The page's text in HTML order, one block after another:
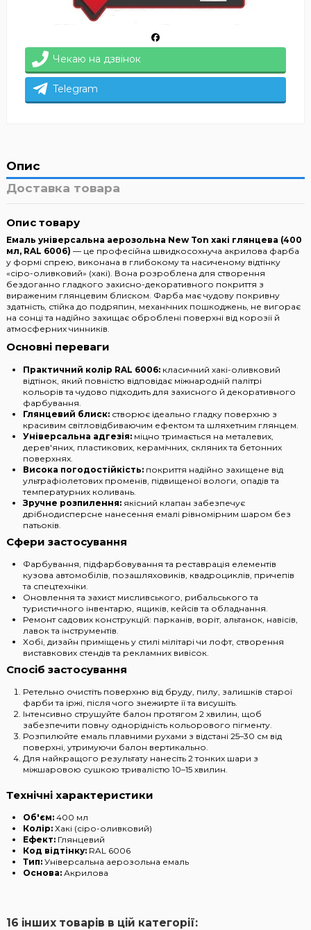
Чекаю на дзвінок
Telegram
Опис
Доставка товара
Опис товару
Емаль універсальна аерозольна New Ton хакі глянцева (400
мл, RAL 6006) — це професійна швидкосохнуча акрилова фарба
у формі спрею, виконана в глибокому та насиченому відтінку
«сіро-оливковий» (хакі). Вона розроблена для створення
бездоганно гладкого захисно-декоративного покриття з
вираженим глянцевим блиском. Фарба має чудову покривну
здатність, стійка до подряпин, механічних пошкоджень, не вигорає
на сонці та надійно захищає оброблені поверхні від корозії й
атмосферних чинників.
Основні переваги
Практичний колір RAL 6006: класичний хакі-оливковий
відтінок, який повністю відповідає міжнародній палітрі
кольорів та чудово підходить для захисного й декоративного
фарбування.
Глянцевий блиск: створює ідеально гладку поверхню з
красивим світловідбиваючим ефектом та шляхетним глянцем.
Універсальна адгезія: міцно тримається на металевих,
дерев'яних, пластикових, керамічних, скляних та бетонних
поверхнях.
Висока погодостійкість: покриття надійно захищене від
ультрафіолетових променів, підвищеної вологи, опадів та
температурних коливань.
Зручне розпилення: якісний клапан забезпечує
дрібнодисперсне нанесення емалі рівномірним шаром без
патьоків.
Сфери застосування
Фарбування, підфарбовування та реставрація елементів
кузова автомобілів, позашляховиків, квадроциклів, причепів
та спецтехніки.
Оновлення та захист мисливського, рибальського та
туристичного інвентарю, ящиків, кейсів та обладнання.
Ремонт садових конструкцій: парканів, воріт, альтанок, навісів,
лавок та інструментів.
Хобі, дизайн приміщень у стилі мілітарі чи лофт, створення
виставкових стендів та рекламних вивісок.
Спосіб застосування
Ретельно очистіть поверхню від бруду, пилу, залишків старої
фарби та іржі, після чого знежирте її та висушіть.
Інтенсивно струшуйте балон протягом 2 хвилин, щоб
забезпечити повну однорідність кольорового пігменту.
Розпилюйте емаль плавними рухами з відстані 25–30 см від
поверхні, утримуючи балон вертикально.
Для найкращого результату нанесіть 2 тонких шари з
міжшаровою сушкою тривалістю 10–15 хвилин.
Технічні характеристики
Об'єм: 400 мл
Колір: Хакі (сіро-оливковий)
Ефект: Глянцевий
Код відтінку: RAL 6006
Тип: Універсальна аерозольна емаль
Основа: Акрилова
16 інших товарів в цій категорії: